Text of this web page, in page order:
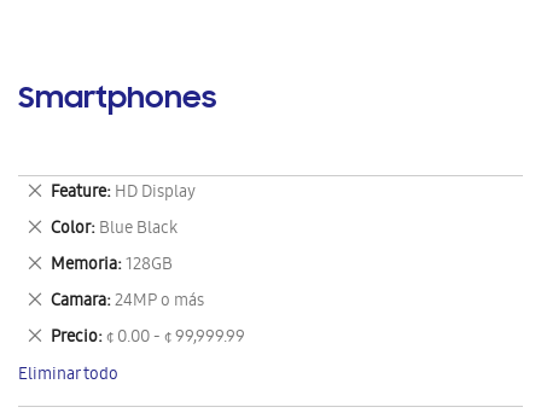
Smartphones
Feature HD Display
Eliminar
este
artículo
Color Blue Black
Eliminar
este
artículo
Memoria 128GB
Eliminar
este
artículo
Camara 24MP o más
Eliminar
este
artículo
Precio ¢ 0.00 - ¢ 99,999.99
Eliminar
este
artículo
Eliminar todo